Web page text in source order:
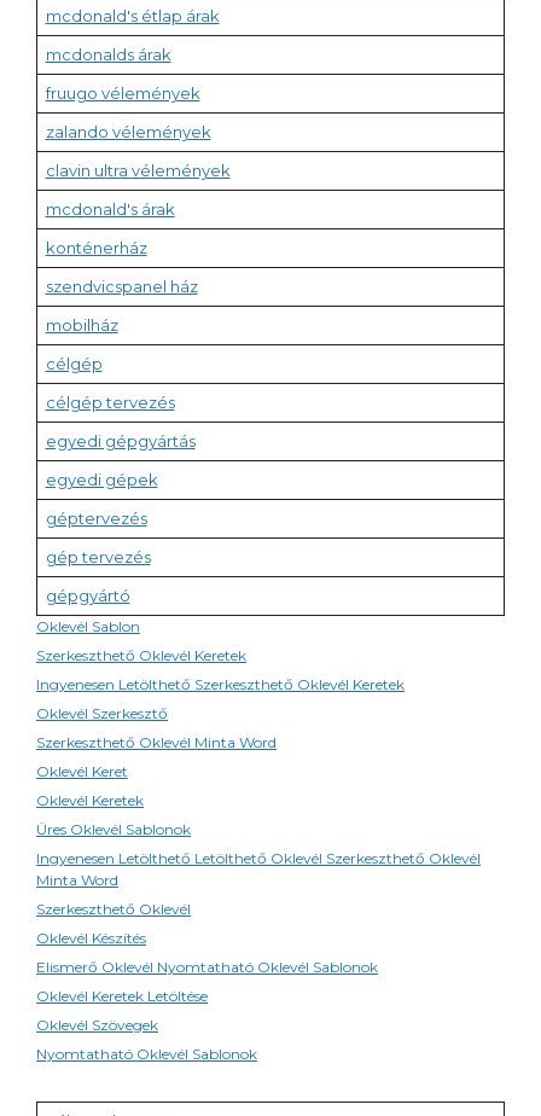
mcdonald's étlap árak
mcdonalds árak
fruugo vélemények
zalando vélemények
clavin ultra vélemények
mcdonald's árak
konténerház
szendvicspanel ház
mobilház
célgép
célgép tervezés
egyedi gépgyártás
egyedi gépek
géptervezés
gép tervezés
gépgyártó
Oklevél Sablon
Szerkeszthető Oklevél Keretek
Ingyenesen Letölthető Szerkeszthető Oklevél Keretek
Oklevél Szerkesztő
Szerkeszthető Oklevél Minta Word
Oklevél Keret
Oklevél Keretek
Üres Oklevél Sablonok
Ingyenesen Letölthető Letölthető Oklevél Szerkeszthető Oklevél
Minta Word
Szerkeszthető Oklevél
Oklevél Készítés
Elismerő Oklevél Nyomtatható Oklevél Sablonok
Oklevél Keretek Letöltése
Oklevél Szövegek
Nyomtatható Oklevél Sablonok